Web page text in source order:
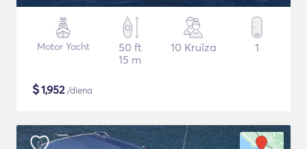
Motor Yacht
50 ft
15 m
10 Kruīza 1
$1,952/diena